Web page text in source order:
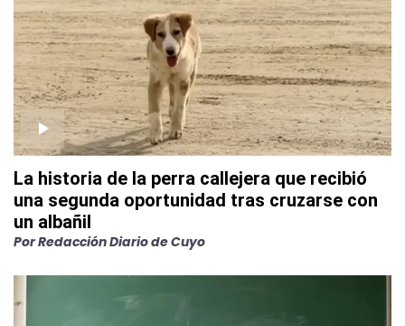
La historia de la perra callejera que recibió
una segunda oportunidad tras cruzarse con
un albañil
PorRedacción Diario de Cuyo